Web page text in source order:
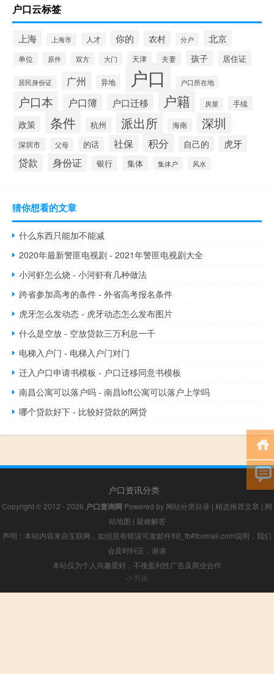
户口云标签
上海 上海市 人才 你的 农村 分户 北京
单位 原件 双方 大门 天津 夫妻 孩子 居住证
居民身份证 广州 异地 户口 户口所在地
户口本 户口簿 户口迁移 户籍 房屋 手续
政策 条件 杭州 派出所 海南 深圳
深圳市 父母 的话 社保 积分 自己的 虎牙
贷款 身份证 银行 集体 集体户 风水
猜你想看的文章
什么东西只能加不能减
2020年最新警匪电视剧 - 2021年警匪电视剧大全
小河虾怎么烧 - 小河虾有几种做法
跨省参加高考的条件 - 外省高考报名条件
虎牙怎么发动态 - 虎牙动态怎么发布图片
什么是空放 - 空放贷款三万利息一千
电梯入户门 - 电梯入户门对门
迁入户口申请书模板 - 户口迁移同意书模板
南昌公寓可以落户吗 - 南昌loft公寓可以落户上学吗
哪个贷款好下 - 比较好贷款的网贷
户口资讯分类
Copyright © 2012 - 2026 户口查询网 Powered by 网站分类目录 | 精选推荐文章 | 网
站地图 | 疑难解答
声明：本站内容来自互联网，如信息有错误可发邮件到f_fb#foxmail.com说明，我们
会及时纠正，谢谢
本站仅为个人兴趣爱好，不接盈利性广告及商业合作
小男孩